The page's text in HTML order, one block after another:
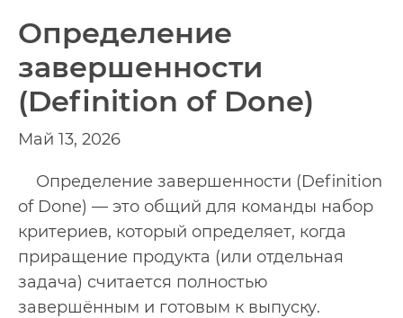
Определение
завершенности
(Definition of Done)
Май 13, 2026
Определение завершенности (Definition
of Done) — это общий для команды набор
критериев, который определяет, когда
приращение продукта (или отдельная
задача) считается полностью
завершённым и готовым к выпуску.